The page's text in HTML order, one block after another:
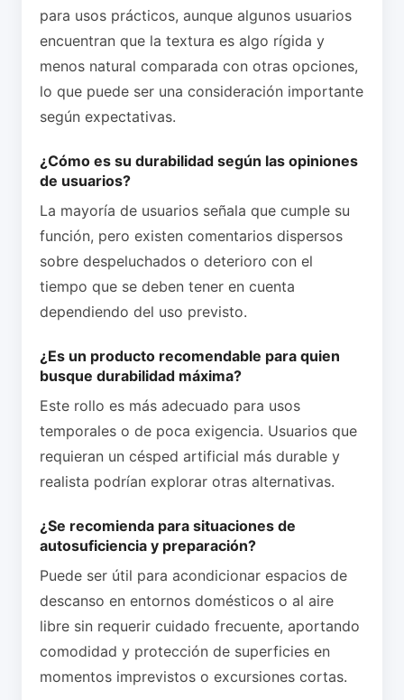
para usos prácticos, aunque algunos usuarios
encuentran que la textura es algo rígida y
menos natural comparada con otras opciones,
lo que puede ser una consideración importante
según expectativas.
¿Cómo es su durabilidad según las opiniones
de usuarios?
La mayoría de usuarios señala que cumple su
función, pero existen comentarios dispersos
sobre despeluchados o deterioro con el
tiempo que se deben tener en cuenta
dependiendo del uso previsto.
¿Es un producto recomendable para quien
busque durabilidad máxima?
Este rollo es más adecuado para usos
temporales o de poca exigencia. Usuarios que
requieran un césped artificial más durable y
realista podrían explorar otras alternativas.
¿Se recomienda para situaciones de
autosuficiencia y preparación?
Puede ser útil para acondicionar espacios de
descanso en entornos domésticos o al aire
libre sin requerir cuidado frecuente, aportando
comodidad y protección de superficies en
momentos imprevistos o excursiones cortas.